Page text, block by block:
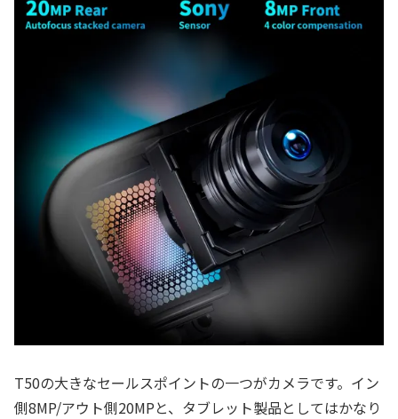
T50の大きなセールスポイントの一つがカメラです。イン
側8MP/アウト側20MPと、タブレット製品としてはかなり